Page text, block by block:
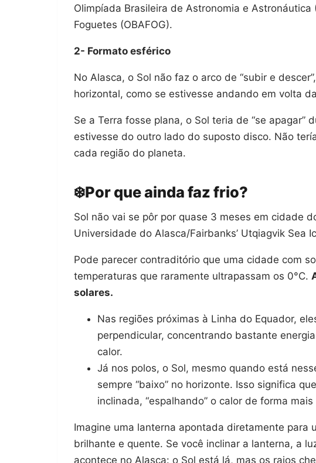
Olimpíada Brasileira de Astronomia e
Foguetes (OBAFOG).
2- Formato esférico
No Alasca, o Sol não faz o arco de “subir e
horizontal, como se estivesse andando em volta
Se a Terra fosse plana, o Sol teria de “se apagar”
estivesse do outro lado do suposto disco. Não
cada região do planeta.
❄️Por que ainda faz frio?
Sol não vai se pôr por quase 3 meses em cidade
Universidade do Alasca/Fairbanks’ Utqiagvik Sea
Pode parecer contraditório que uma cidade com
temperaturas que raramente ultrapassam os 0°C.
solares.
Nas regiões próximas à Linha do Equador,
perpendicular, concentrando bastante
calor.
Já nos polos, o Sol, mesmo quando está
sempre “baixo” no horizonte. Isso significa
inclinada, “espalhando” o calor de forma
Imagine uma lanterna apontada diretamente para
brilhante e quente. Se você inclinar a lanterna, a
acontece no Alasca: o Sol está lá, mas os raios